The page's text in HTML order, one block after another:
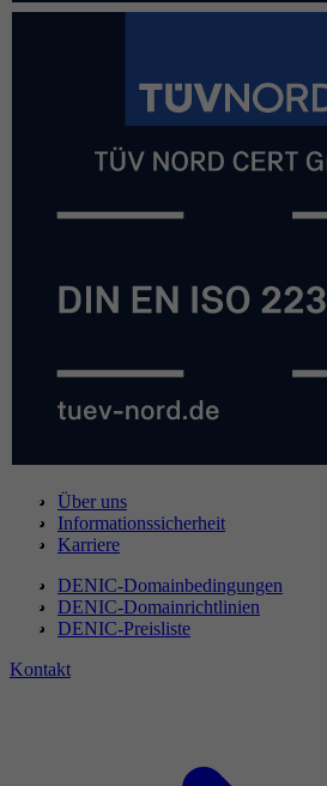
Über uns
Informationssicherheit
Karriere
DENIC-Domainbedingungen
DENIC-Domainrichtlinien
DENIC-Preisliste
Kontakt